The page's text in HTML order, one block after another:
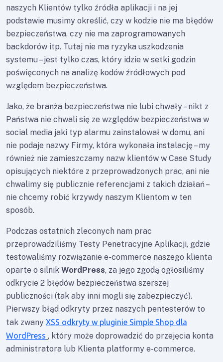
naszych Klientów tylko źródła aplikacji i na jej
podstawie musimy określić, czy w kodzie nie ma błędów
bezpieczeństwa, czy nie ma zaprogramowanych
backdorów itp. Tutaj nie ma ryzyka uszkodzenia
systemu – jest tylko czas, który idzie w setki godzin
poświęconych na analizę kodów źródłowych pod
względem bezpieczeństwa.
Jako, że branża bezpieczeństwa nie lubi chwały – nikt z
Państwa nie chwali się ze względów bezpieczeństwa w
social media jaki typ alarmu zainstalował w domu, ani
nie podaje nazwy Firmy, która wykonała instalację – my
również nie zamieszczamy nazw klientów w Case Study
opisujących niektóre z przeprowadzonych prac, ani nie
chwalimy się publicznie referencjami z takich działań –
nie chcemy robić krzywdy naszym Klientom w ten
sposób.
Podczas ostatnich zleconych nam prac
przeprowadziliśmy Testy Penetracyjne Aplikacji, gdzie
testowaliśmy rozwiązanie e-commerce naszego klienta
oparte o silnik WordPress, za jego zgodą ogłosiliśmy
odkrycie 2 błędów bezpieczeństwa szerszej
publiczności (tak aby inni mogli się zabezpieczyć).
Pierwszy błąd odkryty przez naszych pentesterów to
tak zwany XSS odkryty w pluginie Simple Shop dla
WordPress , który może doprowadzić do przejęcia konta
administratora lub Klienta platformy e-commerce.